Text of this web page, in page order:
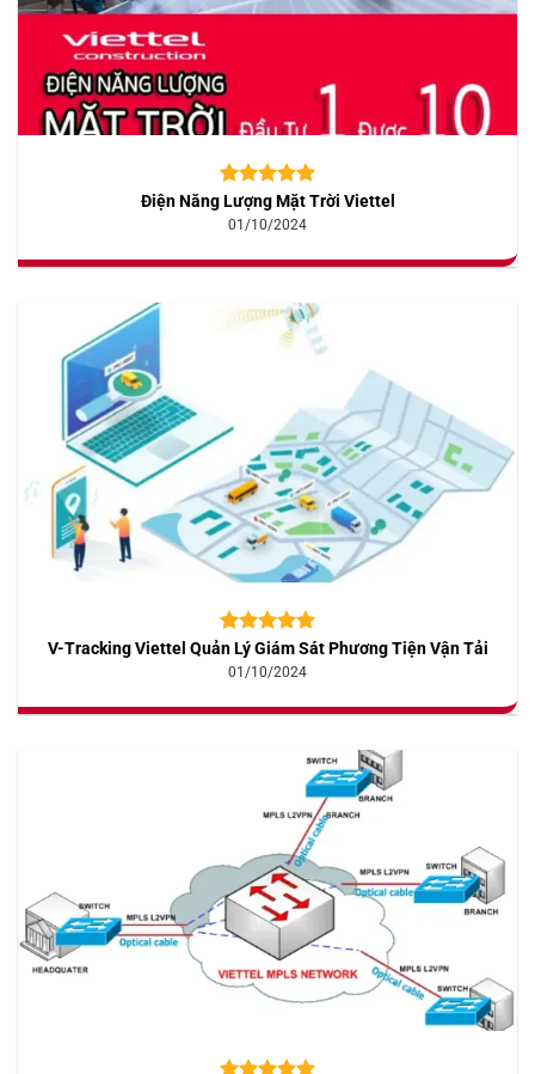
5.00trên 5
dựa trên
10
Điện Năng Lượng Mặt Trời Viettel
01/10/2024
5.00trên 5
dựa trên
10
V-Tracking Viettel Quản Lý Giám Sát Phương Tiện Vận Tải
01/10/2024